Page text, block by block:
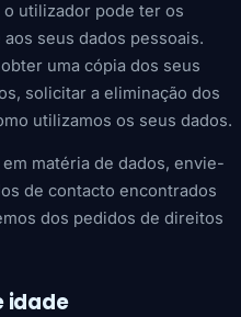
o utilizador pode ter os
seus dados pessoais.
uma cópia dos seus
solicitar a eliminação dos
utilizamos os seus dados.
matéria de dados, envie-
de contacto encontrados
dos pedidos de direitos
idade